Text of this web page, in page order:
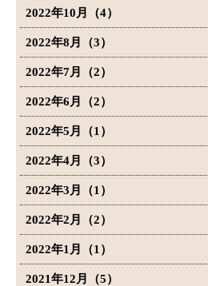
2022年10月（4）
2022年8月（3）
2022年7月（2）
2022年6月（2）
2022年5月（1）
2022年4月（3）
2022年3月（1）
2022年2月（2）
2022年1月（1）
2021年12月（5）